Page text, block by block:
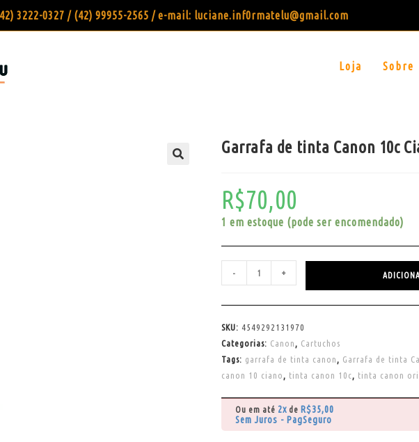
3222-0327 / (42) 99955-2565 / e-mail: luciane.inf0rmatelu@gmail.com
Loja Sobre
Garrafa de tinta Canon 10c
R$70,00
1 em estoque (pode ser encomendado)
- +
SKU: 4549292131970
Categorias: Canon , Cartuchos
Tags: garrafa de tinta canon , Garrafa de tinta
canon 10 ciano , tinta canon 10c, tinta canon
Ou em até 2x de R$35,00
Sem Juros - PagSeguro